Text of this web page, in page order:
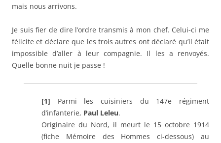
mais nous arrivons.
Je suis fier de dire l’ordre transmis à mon chef. Celui-ci me
félicite et déclare que les trois autres ont déclaré qu’il était
impossible d’aller à leur compagnie. Il les a renvoyés.
Quelle bonne nuit je passe !
[1] Parmi les cuisiniers du 147e régiment
d’infanterie, Paul Leleu.
Originaire du Nord, il meurt le 15 octobre 1914
(fiche Mémoire des Hommes ci-dessous) au